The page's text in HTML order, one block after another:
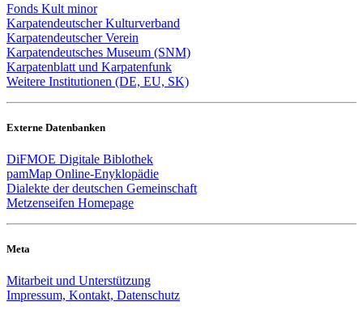
Fonds Kult minor
Karpatendeutscher Kulturverband
Karpatendeutscher Verein
Karpatendeutsches Museum (SNM)
Karpatenblatt und Karpatenfunk
Weitere Institutionen (DE, EU, SK)
Externe Datenbanken
DiFMOE Digitale Biblothek
pamMap Online-Enyklopädie
Dialekte der deutschen Gemeinschaft
Metzenseifen Homepage
Meta
Mitarbeit und Unterstützung
Impressum, Kontakt, Datenschutz